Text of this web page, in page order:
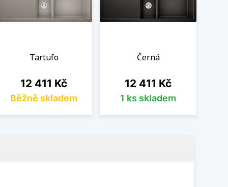
Tartufo
Cena
12 411 Kč
Běžně skladem
Černá
Cena
12 411 Kč
1 ks skladem